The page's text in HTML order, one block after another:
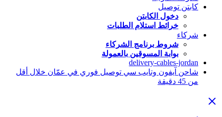
كابتن توصيل
دخول الكابتن
خرائط استلام الطلبات
شركاء
شروط برنامج الشركاء
بوابة المسوقين بالعمولة
delivery-cables-jordan
شاحن آيفون وتايب سي توصيل فوري في عمّان خلال أقل
من 45 دقيقة